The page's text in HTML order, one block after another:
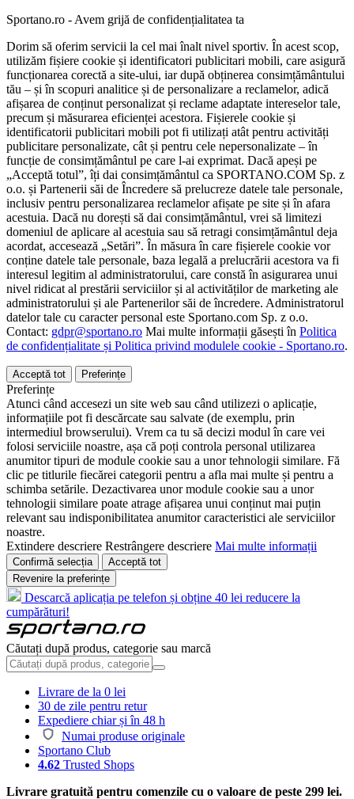
Sportano.ro - Avem grijă de confidențialitatea ta
Dorim să oferim servicii la cel mai înalt nivel sportiv. În acest scop,
utilizăm fișiere cookie și identificatori publicitari mobili, care asigură
funcționarea corectă a site-ului, iar după obținerea consimțământului
tău – și în scopuri analitice și de personalizare a reclamelor, adică
afișarea de conținut personalizat și reclame adaptate intereselor tale,
precum și măsurarea eficienței acestora. Fișierele cookie și
identificatorii publicitari mobili pot fi utilizați atât pentru activități
publicitare personalizate, cât și pentru cele nepersonalizate – în
funcție de consimțământul pe care l-ai exprimat. Dacă apeși pe
„Acceptă totul”, îți dai consimțământul ca SPORTANO.COM Sp. z
o.o. și Partenerii săi de Încredere să prelucreze datele tale personale,
inclusiv pentru personalizarea reclamelor afișate pe site și în afara
acestuia. Dacă nu dorești să dai consimțământul, vrei să limitezi
domeniul de aplicare al acestuia sau să retragi consimțământul deja
acordat, accesează „Setări”. În măsura în care fișierele cookie vor
conține datele tale personale, baza legală a prelucrării acestora va fi
interesul legitim al administratorului, care constă în asigurarea unui
nivel ridicat al prestării serviciilor și al activităților de marketing ale
administratorului și ale Partenerilor săi de încredere. Administratorul
datelor tale cu caracter personal este Sportano.com Sp. z o.o.
Contact: gdpr@sportano.ro Mai multe informații găsești în Politica
de confidențialitate și Politica privind modulele cookie - Sportano.ro.
Acceptă tot Preferințe
Preferințe
Atunci când accesezi un site web sau când utilizezi o aplicație,
informațiile pot fi descărcate sau salvate (de exemplu, prin
intermediul browserului). Vrem ca tu să decizi modul în care vei
folosi serviciile noastre, așa că poți controla personal utilizarea
anumitor tipuri de module cookie sau a unor tehnologii similare. Fă
clic pe titlurile fiecărei categorii pentru a afla mai multe și pentru a
schimba setările. Dezactivarea unor module cookie sau a unor
tehnologii similare poate atrage afișarea unui conținut mai puțin
relevant sau indisponibilitatea anumitor caracteristici ale serviciilor
noastre.
Extindere descriere Restrângere descriere Mai multe informații
Confirmă selecția
Acceptă tot
Revenire la preferințe
Descarcă aplicația pe telefon și obține 40 lei reducere la
cumpărături!
Căutați după produs, categorie sau marcă
Livrare de la 0 lei
30 de zile pentru retur
Expediere chiar și în 48 h
Numai produse originale
Sportano Club
4.62 Trusted Shops
Livrare gratuită pentru comenzile cu o valoare de peste 299 lei.